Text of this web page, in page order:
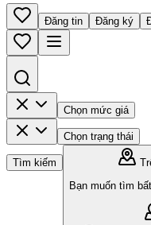
Đăng tin Đăng ký
Chọn mức giá
Chọn trạng thái
Tìm kiếm
Bạn muốn tìm